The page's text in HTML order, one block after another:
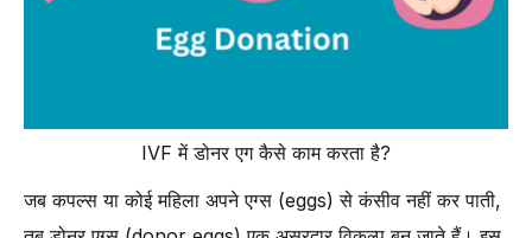
IVF में डोनर एग कैसे काम करता है?
जब कपल्स या कोई महिला अपने एग्स (eggs) से कंसीव नहीं कर पाती,